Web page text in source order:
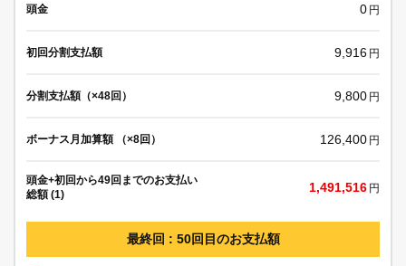
頭金 0 円
初回分割支払額 9,916 円
分割支払額（×48回） 9,800 円
ボーナス月加算額 （×8回） 126,400 円
頭金+初回から49回までのお支払い
総額 (1)
1,491,516 円
最終回 : 50回目のお支払額